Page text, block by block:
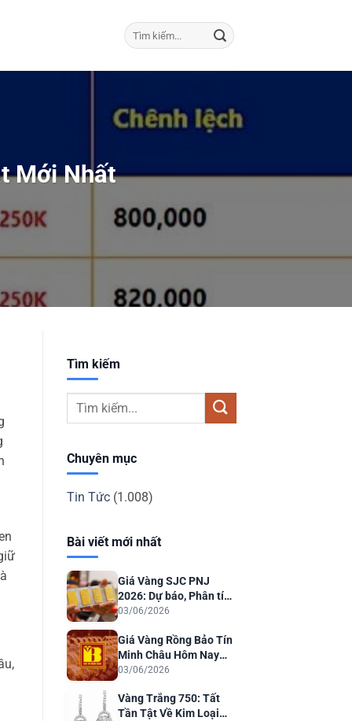
Mới Nhất
Tìm kiếm
Chuyên mục
Tin Tức(1.008)
Bài viết mới nhất
Giá Vàng SJC PNJ
2026: Dự báo, Phân tích
& Lời khuyên Đầu tư
03/06/2026
Giá Vàng Rồng Bảo Tín
Minh Châu Hôm Nay
2026: Dự Báo & Phân
03/06/2026
Vàng Trắng 750: Tất
Tần Tật Về Kim Loại